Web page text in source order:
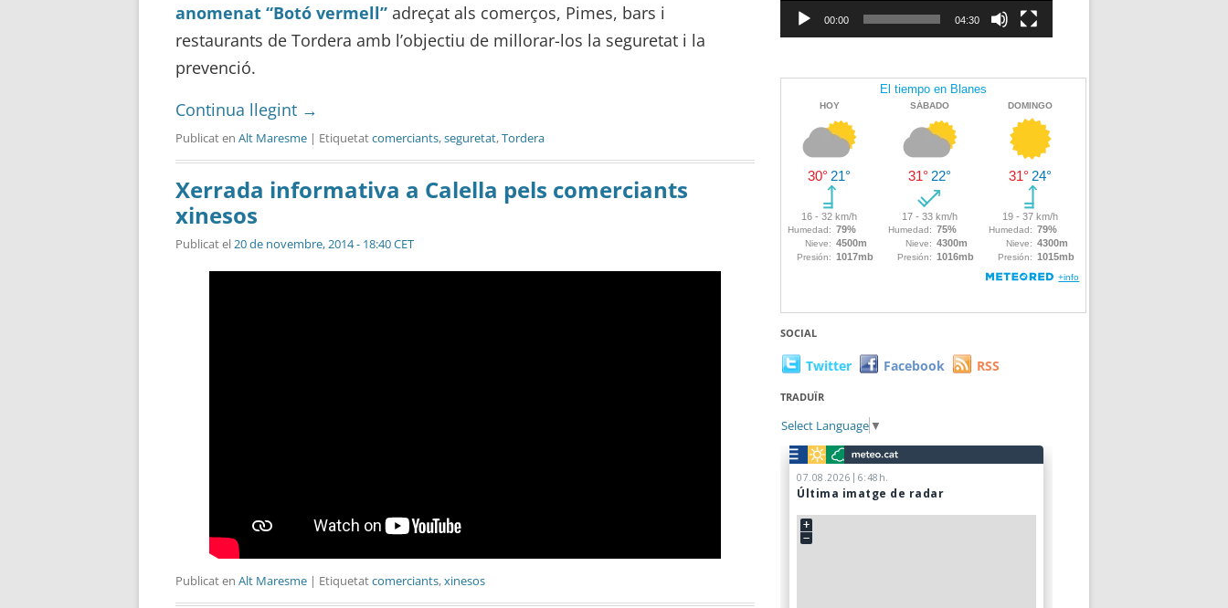
anomenat “Botó vermell” adreçat als comerços, Pimes, bars i
restaurants de Tordera amb l’objectiu de millorar-los la seguretat i la
prevenció.
Continua llegint →
Publicat en Alt Maresme | Etiquetatcomerciants,seguretat,Tordera
Xerrada informativa a Calella pels comerciants
xinesos
Publicat el20 de novembre, 2014 - 18:40 CET
Publicat en Alt Maresme | Etiquetatcomerciants,xinesos
00:00 04:30
SOCIAL
Twitter Facebook RSS
TRADUÏR
Select Language ▼